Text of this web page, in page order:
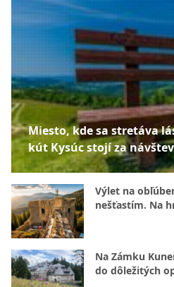
Miesto, kde sa stretáva
kút Kysúc stojí za
Výlet na
nešťastím. Na
Na Zámku
do dôležitých